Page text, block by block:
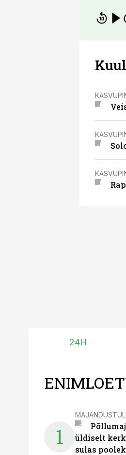
24H
1
üldiselt
sulas